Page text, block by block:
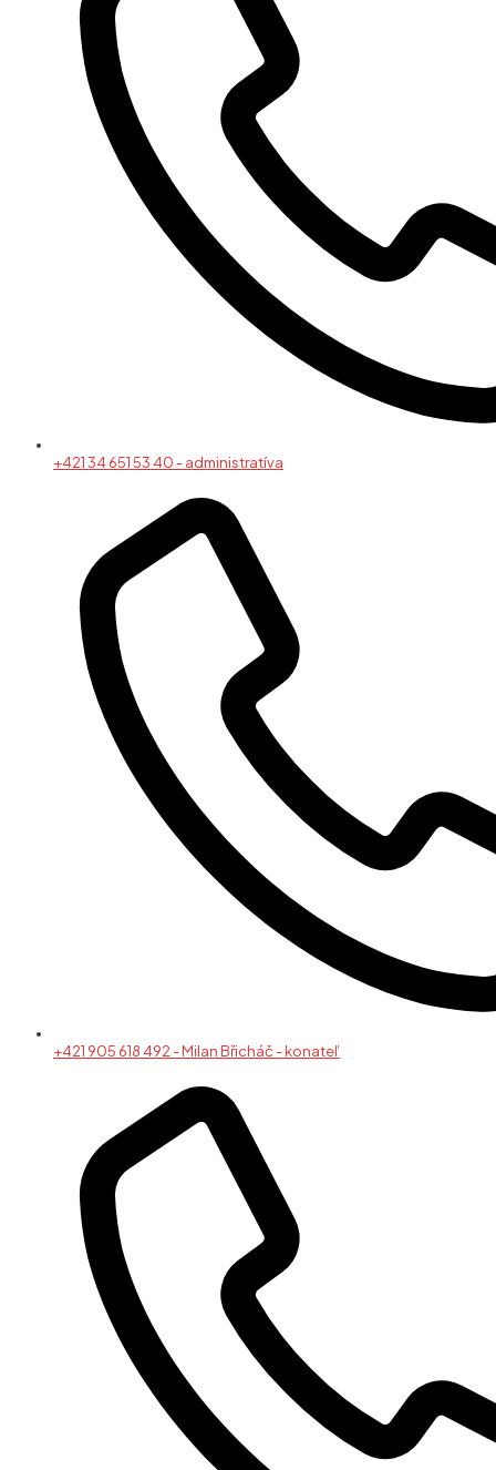
+421 34 651 53 40 - administratíva
+421 905 618 492 - Milan Břicháč - konateľ